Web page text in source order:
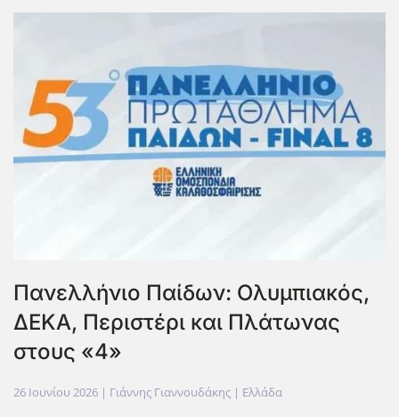
Πανελλήνιο Παίδων: Ολυμπιακός,
ΔΕΚΑ, Περιστέρι και Πλάτωνας
στους «4»
26 Ιουνίου 2026 | Γιάννης Γιαννουδάκης | Ελλάδα